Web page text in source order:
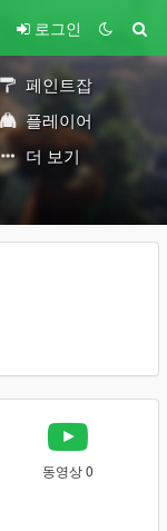
로그인
페인트잡
플레이어
더 보기
동영상 0